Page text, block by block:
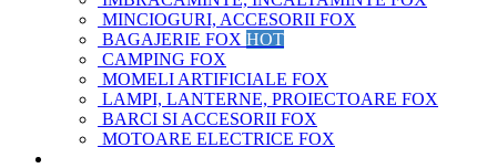
MINCIOGURI, ACCESORII FOX
BAGAJERIE FOX HOT
CAMPING FOX
MOMELI ARTIFICIALE FOX
LAMPI, LANTERNE, PROIECTOARE FOX
BARCI SI ACCESORII FOX
MOTOARE ELECTRICE FOX